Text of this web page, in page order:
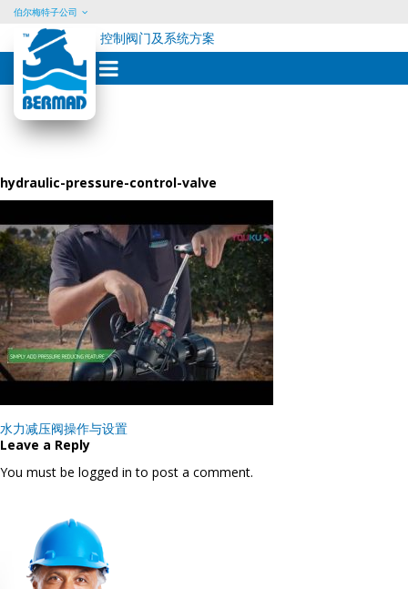
Skip
content
伯尔梅特子公司
控制阀门及系统方案
hydraulic-pressure-control-valve
Post
navigation
水力减压阀操作与设置
Leave a Reply
You must be logged in to post a comment.